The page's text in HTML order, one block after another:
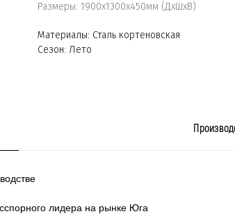
Размеры: 1900х1300х450мм (ДхШхВ)
Материалы: Сталь кортеновская
Сезон: Лето
лидера на рынке Юга